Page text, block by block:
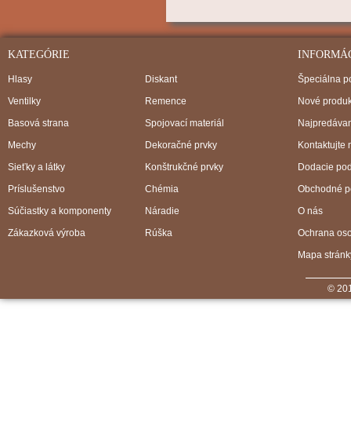
KATEGÓRIE
Hlasy
Ventilky
Diskant
Remence
Basová strana
Mechy
Spojovací materiál
Dekoračné prvky
Sieťky a látky
Príslušenstvo
Konštrukčné prvky
Chémia
Súčiastky a komponenty
Zákazková výroba
Náradie
Rúška
Špeciálna
Nové
Kontaktujte
Dodacie
Obchodné
O nás
Ochrana
Mapa
©